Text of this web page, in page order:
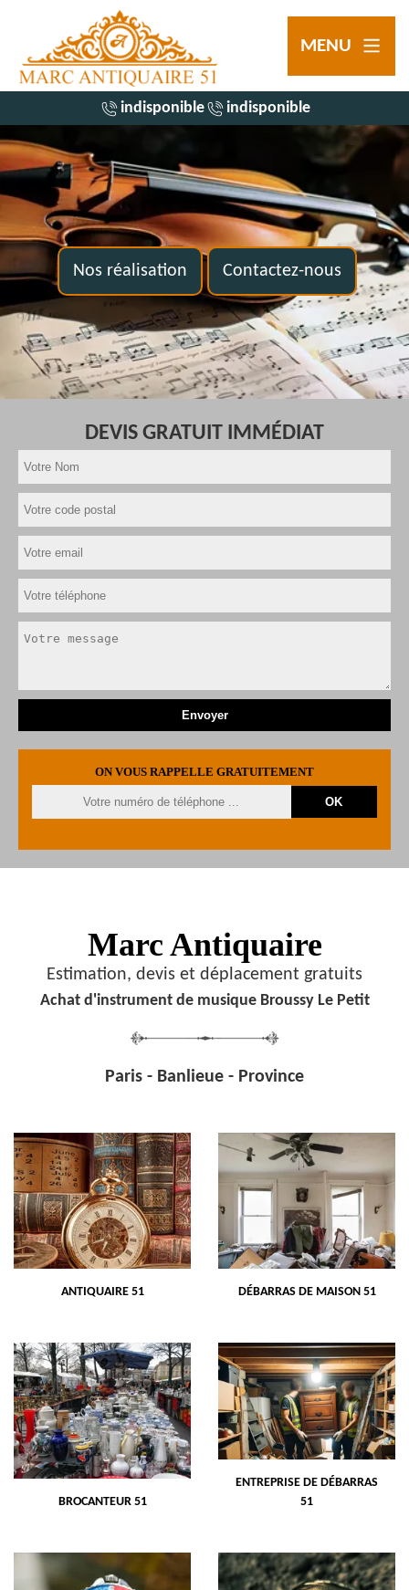
MENU
indisponible indisponible
Nos réalisation Contactez-nous
DEVIS GRATUIT IMMÉDIAT
ON VOUS RAPPELLE GRATUITEMENT
Marc Antiquaire
Estimation, devis et déplacement gratuits
Achat d'instrument de musique Broussy Le Petit
Paris - Banlieue - Province
ANTIQUAIRE 51 DÉBARRAS DE MAISON 51
BROCANTEUR 51
ENTREPRISE DE DÉBARRAS
51